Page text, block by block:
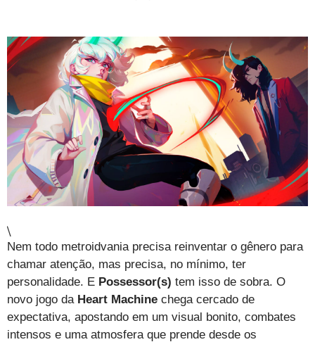
\
Nem todo metroidvania precisa reinventar o gênero para
chamar atenção, mas precisa, no mínimo, ter
personalidade. E Possessor(s) tem isso de sobra. O
novo jogo da Heart Machine chega cercado de
expectativa, apostando em um visual bonito, combates
intensos e uma atmosfera que prende desde os